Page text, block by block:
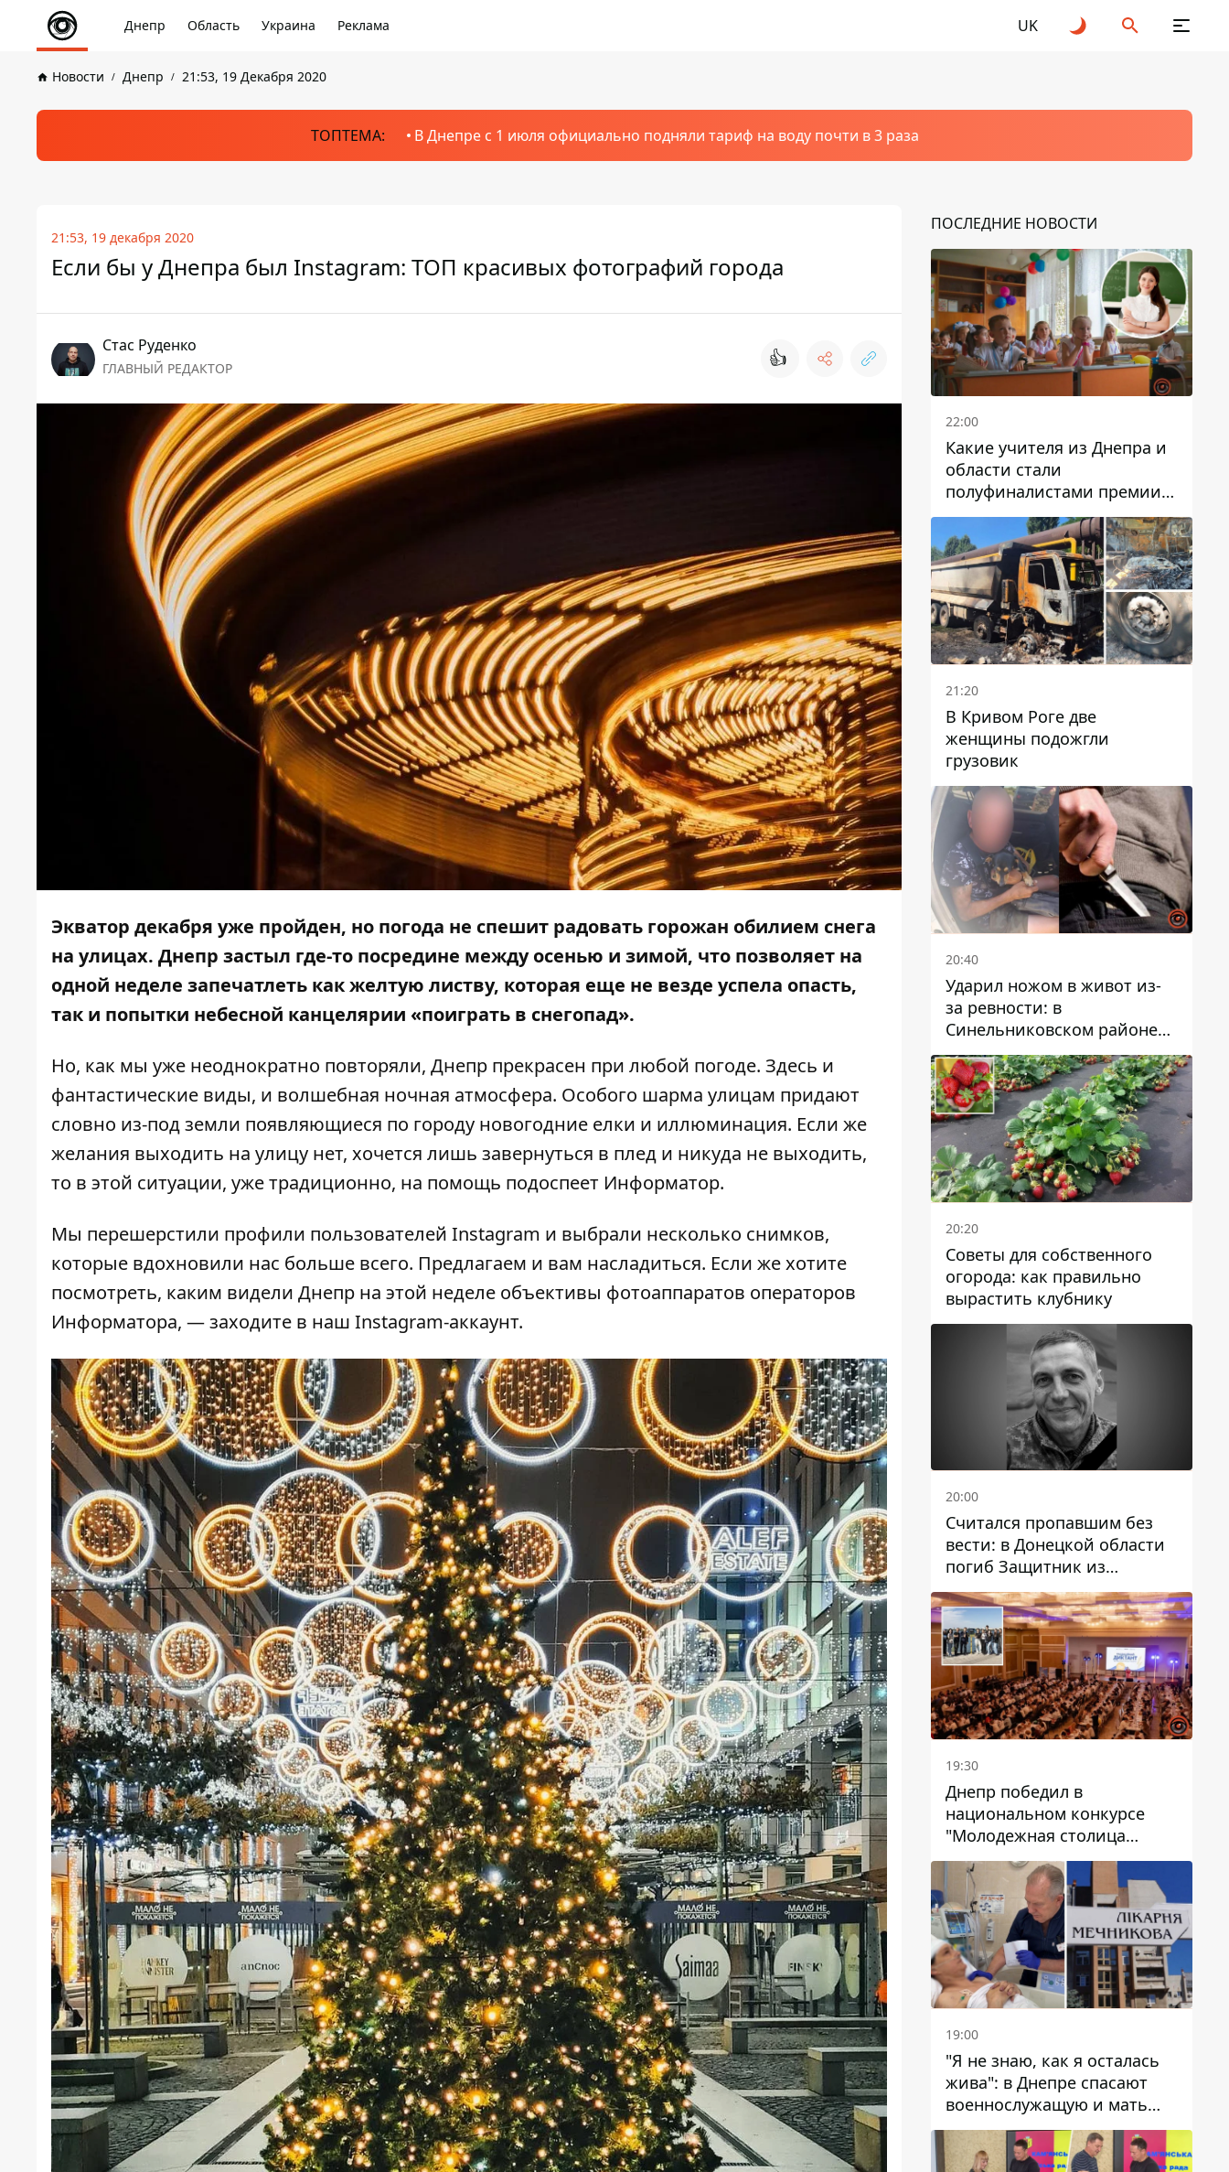
Днепр Область Украина Реклама UK
Новости Днепр 21:53, 19 Декабря 2020
ТОПТЕМА: В Днепре с 1 июля официально подняли тариф на воду почти в 3 раза
21:53, 19 декабря 2020
Если бы у Днепра был Instagram: ТОП красивых фотографий города
Стаc Руденко
ГЛАВНЫЙ РЕДАКТОР 👍
Экватор декабря уже пройден, но погода не спешит радовать горожан обилием снега
на улицах. Днепр застыл где-то посредине между осенью и зимой, что позволяет на
одной неделе запечатлеть как желтую листву, которая еще не везде успела опасть,
так и попытки небесной канцелярии «поиграть в снегопад».
Но, как мы уже неоднократно повторяли, Днепр прекрасен при любой погоде. Здесь и
фантастические виды, и волшебная ночная атмосфера. Особого шарма улицам придают
словно из-под земли появляющиеся по городу новогодние елки и иллюминация. Если же
желания выходить на улицу нет, хочется лишь завернуться в плед и никуда не выходить,
то в этой ситуации, уже традиционно, на помощь подоспеет Информатор.
Мы перешерстили профили пользователей Instagram и выбрали несколько снимков,
которые вдохновили нас больше всего. Предлагаем и вам насладиться. Если же хотите
посмотреть, каким видели Днепр на этой неделе объективы фотоаппаратов операторов
Информатора, — заходите в наш Instagram-аккаунт.
ПОСЛЕДНИЕ НОВОСТИ
22:00
Какие учителя из Днепра и
области стали
полуфиналистами премии
Global Teacher Prize Ukraine
2026
21:20
В Кривом Роге две
женщины подожгли
грузовик
20:40
Ударил ножом в живот из-
за ревности: в
Синельниковском районе
задержали 49-летнего
мужчину за убийство
20:20
Советы для собственного
огорода: как правильно
вырастить клубнику
20:00
Считался пропавшим без
вести: в Донецкой области
погиб Защитник из
Каменского Антон
Красовский
19:30
Днепр победил в
национальном конкурсе
"Молодежная столица
Украины – 2026"
19:00
"Я не знаю, как я осталась
жива": в Днепре спасают
военнослужащую и мать
четверых детей, которую
ранил КАБ